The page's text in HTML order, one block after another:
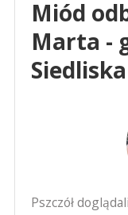
Miód
Marta -
Pszczół